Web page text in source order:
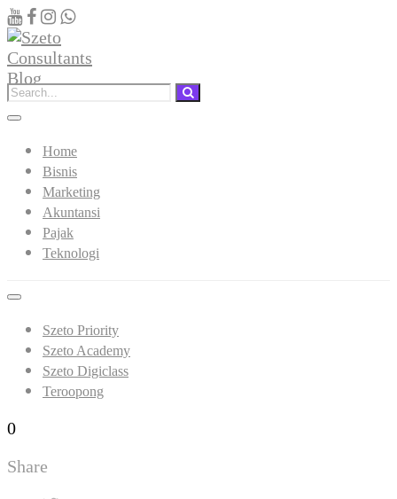
Home
Bisnis
Marketing
Akuntansi
Pajak
Teknologi
Szeto Priority
Szeto Academy
Szeto Digiclass
Teroopong
0
Share